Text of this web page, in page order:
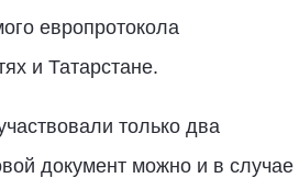
европротокола
и Татарстане.
только два
документ можно и в случае